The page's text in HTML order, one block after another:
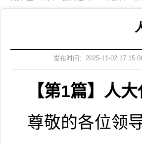
发布时间：2025-11-02
【第1篇】人
尊敬的各位领